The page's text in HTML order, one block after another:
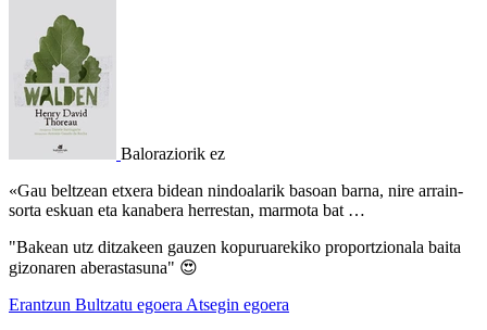
Baloraziorik ez
«Gau beltzean etxera bidean nindoalarik basoan barna, nire arrain-
sorta eskuan eta kanabera herrestan, marmota bat …
"Bakean utz ditzakeen gauzen kopuruarekiko proportzionala baita
gizonaren aberastasuna" 😍
Erantzun Bultzatu egoera Atsegin egoera